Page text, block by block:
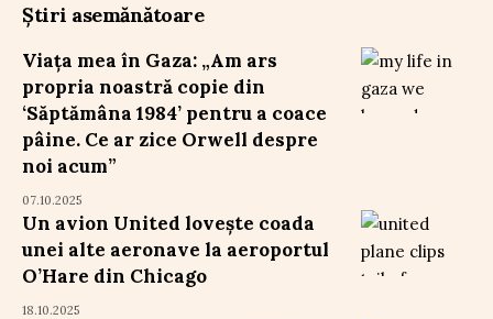
Știri asemănătoare
Viața mea în Gaza: „Am ars
propria noastră copie din
‘Săptămâna 1984’ pentru a coace
pâine. Ce ar zice Orwell despre
noi acum”
07.10.2025
Un avion United lovește coada
unei alte aeronave la aeroportul
O’Hare din Chicago
18.10.2025